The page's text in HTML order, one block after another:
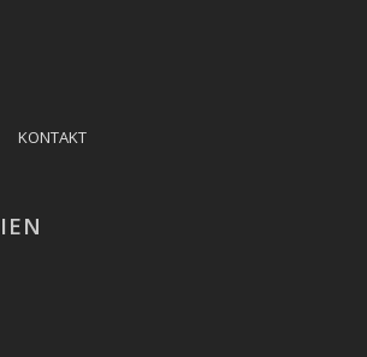
KONTAKT